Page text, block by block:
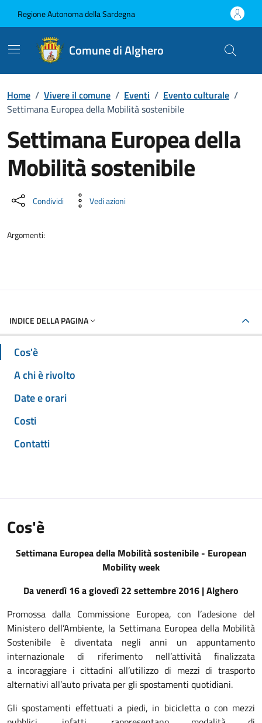
Regione Autonoma della Sardegna
Comune di Alghero
Home / Vivere il comune / Eventi / Evento culturale /
Settimana Europea della Mobilità sostenibile
Settimana Europea della
Mobilità sostenibile
Dettaglio dell'evento
Condividi Vedi azioni
Argomenti:
INDICE DELLA PAGINA
Cos'è
A chi è rivolto
Date e orari
Costi
Contatti
Cos'è
Settimana Europea della Mobilità sostenibile - European
Mobility week
Da venerdì 16 a giovedì 22 settembre 2016 | Alghero
Promossa dalla Commissione Europea, con l’adesione del
Ministero dell’Ambiente, la Settimana Europea della Mobilità
Sostenibile è diventata negli anni un appuntamento
internazionale di riferimento nell’attività finalizzata
a incoraggiare i cittadini all’utilizzo di mezzi di trasporto
alternativi all’auto privata per gli spostamenti quotidiani.
Gli spostamenti effettuati a piedi, in bicicletta o con mezzi